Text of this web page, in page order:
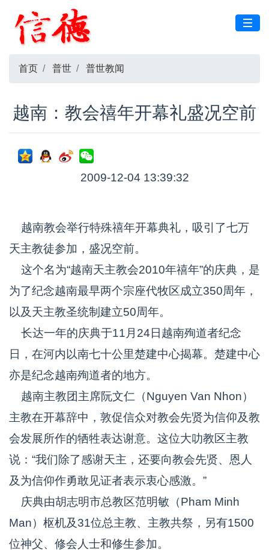
首页 普世 普世教闻
越南：教会禧年开幕礼盛况空前
2009-12-04 13:39:32
越南教会举行特殊禧年开幕典礼，吸引了七万
天主教徒参加，盛况空前。
这个名为“越南天主教会2010年禧年”的庆典，是
为了纪念越南最早两个宗座代牧区成立350周年，
以及天主教圣统制建立50周年。
长达一年的庆典于11月24日越南殉道者纪念
日，在河内以南七十公里楚建中心揭幕。楚建中心
亦是纪念越南殉道者的地方。
越南主教团主席阮文仁（Nguyen Van Nhon）
主教在开幕辞中，敦促信众对教会先贤为信仰及教
会发展所作的牺牲表达谢意。这位大叻教区主教
说：“我们除了感谢天主，还要向教会先贤、恩人
及为信仰作勇敢见证者表示衷心感激。”
庆典由胡志明市总教区范明敏（Pham Minh
Man）枢机及31位总主教、主教共祭，另有1500
位神父、修会人士和修生参加。